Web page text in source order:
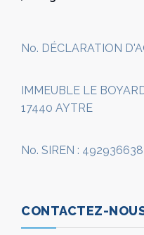
No. DÉCLARATION
IMMEUBLE LE
17440 AYTRE
No. SIREN : 492936638
CONTACTEZ-